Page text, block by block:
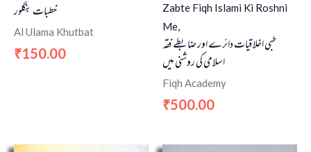
خطبات بنگلور
Al Ulama Khutbat
₹150.00
Zabte Fiqh Islami Ki Roshni
Me,
طبی اخلاقیات دائرے اور ضابطے فقہ
اسلامی کی روشنی میں
Fiqh Academy
₹500.00